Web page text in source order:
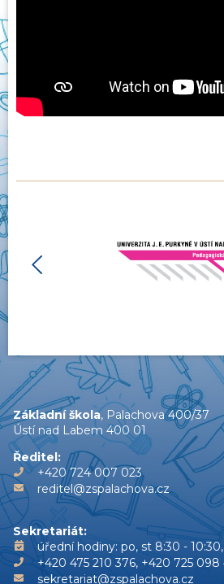
předchozí
Základní škola, Palachova 400/37
Ústí nad Labem 400 01
Ředitel:
+420 724 007 023
reditel@zspalachova.cz
Sekretariát:
úřední hodiny: po, st 8:30 - 10:30,
+420 475 210 376, +420 725
sekretariat@zspalachova.cz